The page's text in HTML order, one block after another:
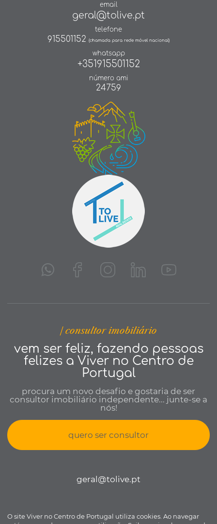
email
geral@tolive.pt
telefone
915501152 (chamada para rede móvel nacional)
whatsapp
+351915501152
número ami
24759
| consultor imobiliário
vem ser feliz, fazendo pessoas
felizes a Viver no Centro de
Portugal
procura um novo desafio e gostaria de ser
consultor imobiliário independente... junte-se a
nós!
quero ser consultor
geral@tolive.pt
O site Viver no Centro de Portugal utiliza cookies. Ao navegar